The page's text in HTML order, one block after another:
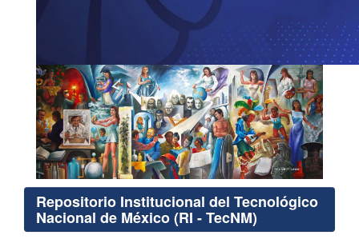
Repositorio Institucional del Tecnológico
Nacional de México (RI - TecNM)